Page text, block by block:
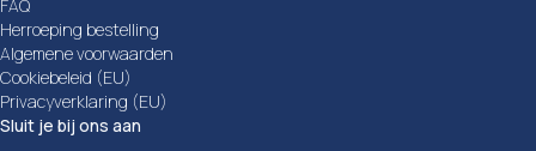
FAQ
Herroeping bestelling
Algemene voorwaarden
Cookiebeleid (EU)
Privacyverklaring (EU)
Sluit je bij ons aan